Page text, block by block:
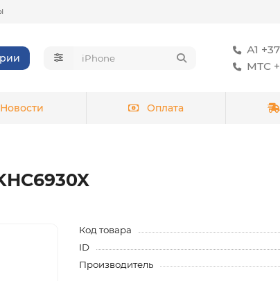
А1
МТС
Новости Оплата
Код товара
ID
Производитель